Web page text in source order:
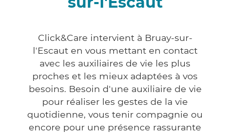
Click&Care intervient à Bruay-sur-
l'Escaut en vous mettant en contact
avec les auxiliaires de vie les plus
proches et les mieux adaptées à vos
besoins. Besoin d'une auxiliaire de vie
pour réaliser les gestes de la vie
quotidienne, vous tenir compagnie ou
encore pour une présence rassurante